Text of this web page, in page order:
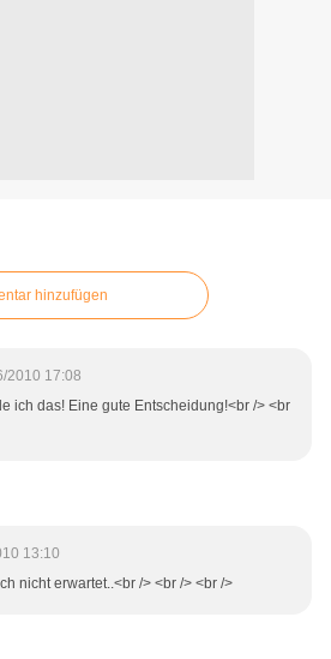
hinzufügen
2010 17:08
ich das! Eine gute Entscheidung!<br /> <br
13:10
nicht erwartet..<br /> <br /> <br />